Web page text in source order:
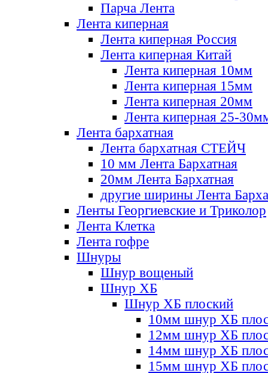
Парча Лента
Лента киперная
Лента киперная Россия
Лента киперная Китай
Лента киперная 10мм
Лента киперная 15мм
Лента киперная 20мм
Лента киперная 25-
Лента бархатная
Лента бархатная СТЕЙЧ
10 мм Лента Бархатная
20мм Лента Бархатная
другие ширины Лента
Ленты Георгиевские и Триколор
Лента Клетка
Лента гофре
Шнуры
Шнур вощеный
Шнур ХБ
Шнур ХБ плоский
10мм шнур ХБ
12мм шнур ХБ
14мм шнур ХБ
15мм шнур ХБ